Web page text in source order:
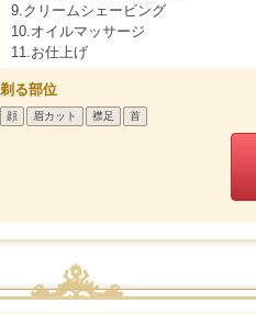
9.クリームシェービング
10.オイルマッサージ
11.お仕上げ
剃る部位
顔 眉カット 襟足 首